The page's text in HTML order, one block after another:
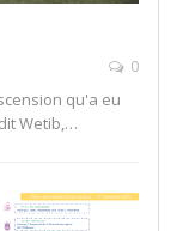
0
qu'a eu
Wetib,…